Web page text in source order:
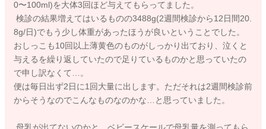
0〜100ml)を大体3回ほど与えてもらってました。
検診の結果増えてはいるものの3488g(2週間検診から12日間20.
8g/日)でもう少し体重があったほうが良いということでした。
おしっこも10回以上薄黄色のものがしっかり出ており、泣くと
与えるを繰り返していたので足りているものかと思っていたの
で申し訳なくて…。
便は毎日出ず2日に1回大量に出します。ただそれは2週間検診前
からそうなのでこんなものなのかな…と思っていました。